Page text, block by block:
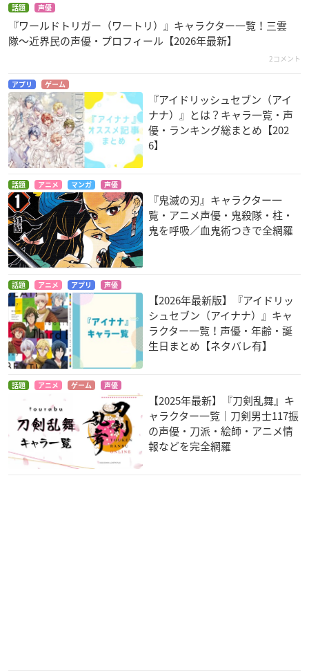
神さまのいない日曜
日
ヨーキ
蒙恬
ギャラクシー
銀河機攻隊マジェス
ジークフリート
RDG レッドデータガ
高柳一条
絶園のテンペスト ～
THE CIVILIZATION
BLASTER～
星村潤一郎
イナズマイレブンGO
クロノ・ストーン
真名部陣一郎
黒子のバスケ
伊月俊
灼眼のシャナIII -Fin
バクマン。(第2シリ
話題 声優
『ワールドトリガー（ワートリ）』キャラクター一覧！三雲
隊〜近界民の声優・プロフィール【2026年最新】
2コメント
アプリ ゲーム
『アイドリッシュセブン（アイ
ナナ）』とは？キャラ一覧・声
優・ランキング総まとめ【202
6】
話題 アニメ マンガ 声優
『鬼滅の刃』キャラクター一
覧・アニメ声優・鬼殺隊・柱・
鬼を呼吸／血鬼術つきで全網羅
話題 アニメ アプリ 声優
【2026年最新版】『アイドリッ
シュセブン（アイナナ）』キャ
ラクター一覧！声優・年齢・誕
生日まとめ【ネタバレ有】
話題 アニメ ゲーム 声優
【2025年最新】『刀剣乱舞』キ
ャラクター一覧｜刀剣男士117振
の声優・刀派・絵師・アニメ情
報などを完全網羅